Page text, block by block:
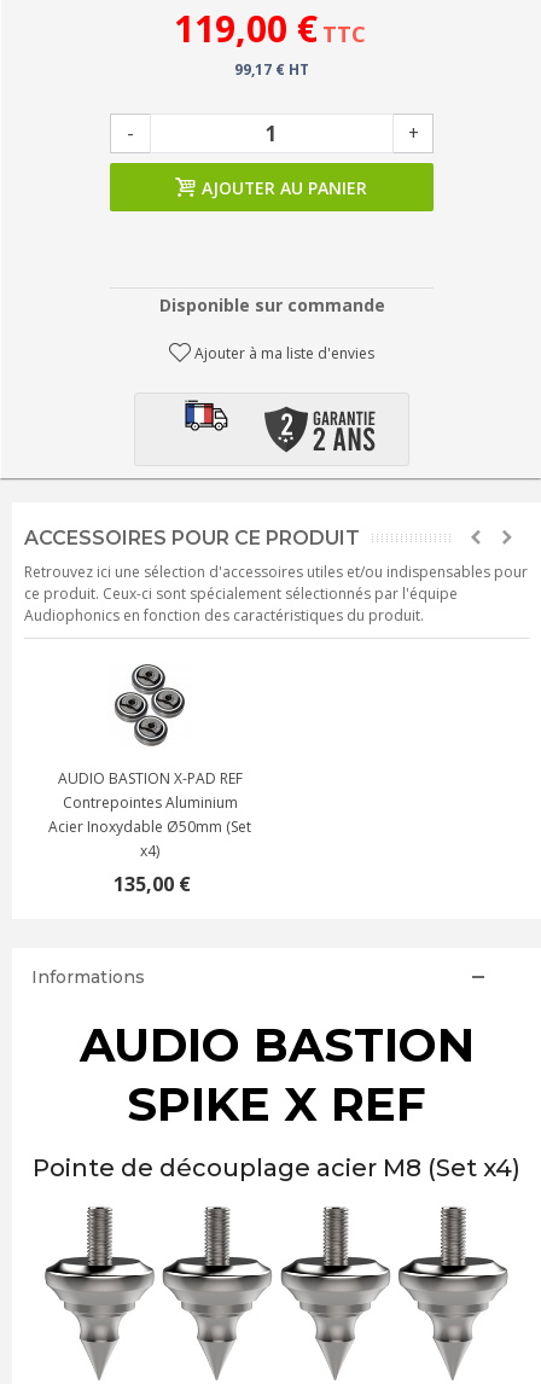
119,00 € TTC
99,17 € HT
- +
AJOUTER AU PANIER
Disponible sur commande
Ajouter à ma liste d'envies
ACCESSOIRES POUR CE PRODUIT
Retrouvez ici une sélection d'accessoires utiles et/ou indispensables pour
ce produit. Ceux-ci sont spécialement sélectionnés par l'équipe
Audiophonics en fonction des caractéristiques du produit.
AUDIO BASTION X-PAD REF
Contrepointes Aluminium
Acier Inoxydable Ø50mm (Set
x4)
135,00 €
Informations
AUDIO BASTION
SPIKE X REF
Pointe de découplage acier M8 (Set x4)